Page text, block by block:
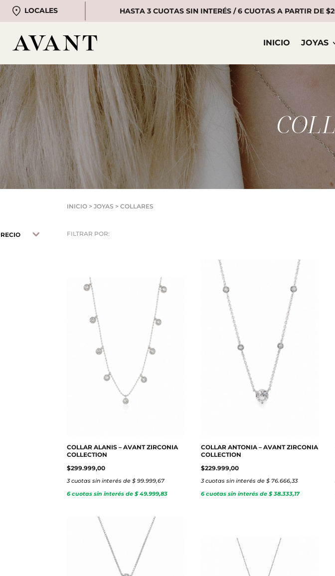
LOCALES HASTA 3 CUOTAS SIN INTERÉS / 6 CUOTAS A PARTIR DE
INICIO JOYAS
INICIO >JOYAS > COLLARES
FILTRAR POR:
COLLAR ALANIS – AVANT ZIRCONIA
COLLECTION
$299.999,00
3 cuotas sin interés de $ 99.999,67
6 cuotas sin interés de $ 49.999,83
COLLAR ANTONIA – AVANT ZIRCONIA
COLLECTION
$229.999,00
3 cuotas sin interés de $ 76.666,33
6 cuotas sin interés de $ 38.333,17